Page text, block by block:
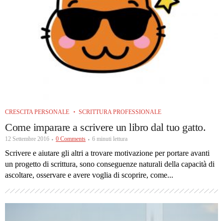
CRESCITA PERSONALE SCRITTURA PROFESSIONALE
Come imparare a scrivere un libro dal tuo gatto.
12 Settembre 2016 0 Comments 6 minuti lettura
Scrivere e aiutare gli altri a trovare motivazione per portare avanti
un progetto di scrittura, sono conseguenze naturali della capacità di
ascoltare, osservare e avere voglia di scoprire, come...